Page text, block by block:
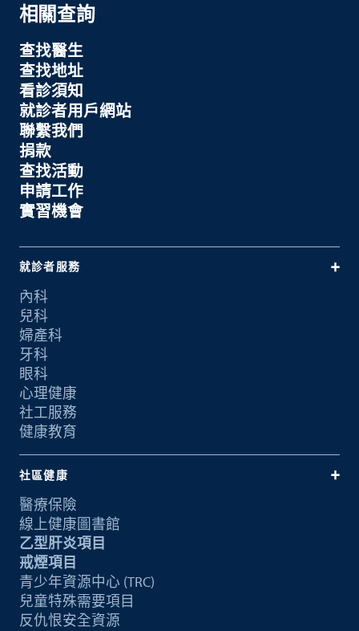
相關查詢
查找醫生
查找地址
看診須知
就診者用戶網站
聯繫我們
捐款
查找活動
申請工作
實習機會
就診者服務
內科
兒科
婦產科
牙科
眼科
心理健康
社工服務
健康教育
社區健康
醫療保險
線上健康圖書館
乙型肝炎項目
戒煙項目
青少年資源中心 (TRC)
兒童特殊需要項目
反仇恨安全資源